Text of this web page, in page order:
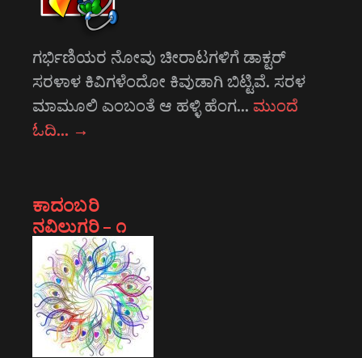
ಗರ್ಭಿಣಿಯರ ನೋವು ಚೀರಾಟಗಳಿಗೆ ಡಾಕ್ಟರ್
ಸರಳಾಳ ಕಿವಿಗಳೆಂದೋ ಕಿವುಡಾಗಿ ಬಿಟ್ಟಿವೆ. ಸರಳ
ಮಾಮೂಲಿ ಎಂಬಂತೆ ಆ ಹಳ್ಳಿ ಹೆಂಗ… ಮುಂದೆ
ಓದಿ… →
ಕಾದಂಬರಿ
ನವಿಲುಗರಿ – ೧